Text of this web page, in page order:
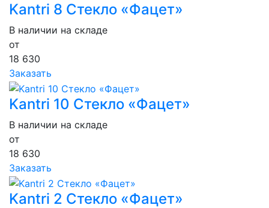
Kantri 8 Стекло «Фацет»
В наличии на складе
от
18 630
Заказать
Kantri 10 Стекло «Фацет»
В наличии на складе
от
18 630
Заказать
Kantri 2 Стекло «Фацет»